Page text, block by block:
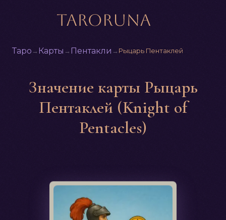
Таро → Карты → Пентакли → Рыцарь Пентаклей
Значение карты Рыцарь
Пентаклей (Knight of
Pentacles)